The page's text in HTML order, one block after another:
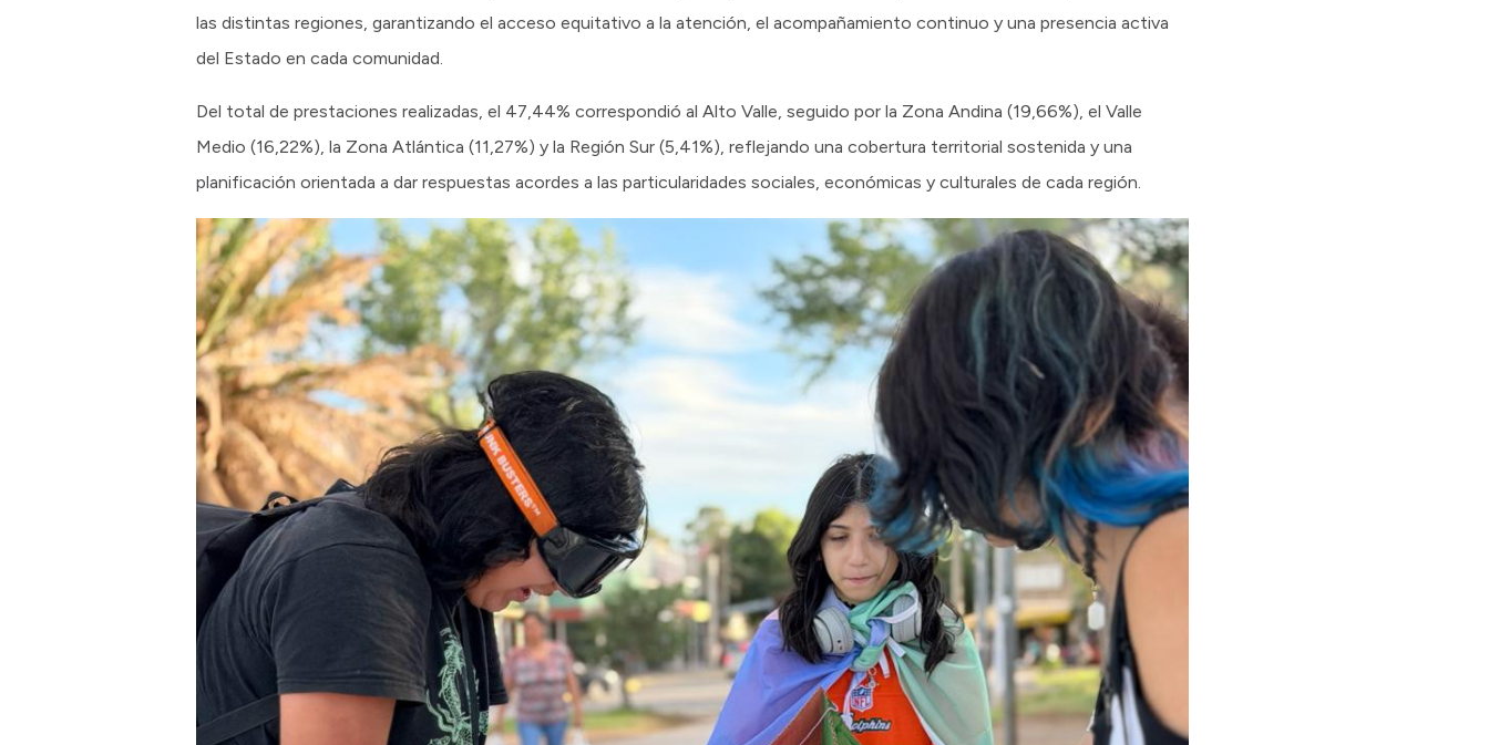
las distintas regiones, garantizando el acceso equitativo a la atención, el acompañamiento continuo y una presencia activa
del Estado en cada comunidad.
Del total de prestaciones realizadas, el 47,44% correspondió al Alto Valle, seguido por la Zona Andina (19,66%), el Valle
Medio (16,22%), la Zona Atlántica (11,27%) y la Región Sur (5,41%), reflejando una cobertura territorial sostenida y una
planificación orientada a dar respuestas acordes a las particularidades sociales, económicas y culturales de cada región.